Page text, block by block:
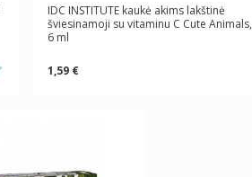
IDC INSTITUTE kaukė akims lakštinė
šviesinamoji su vitaminu C Cute Animals,
6 ml
1,59 €